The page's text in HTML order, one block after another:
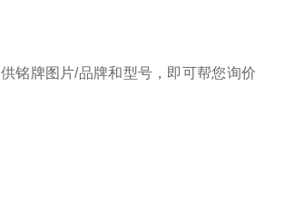
铭牌图片/品牌和型号，即可帮您询价